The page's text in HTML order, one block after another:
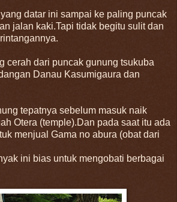
datar ini sampai ke paling puncak
jalan kaki.Tapi tidak begitu sulit dan
cerah dari puncak gunung tsukuba
Danau Kasumigaura dan
tepatnya sebelum masuk naik
Otera (temple).Dan pada saat itu ada
menjual Gama no abura (obat dari
ini bias untuk mengobati berbagai